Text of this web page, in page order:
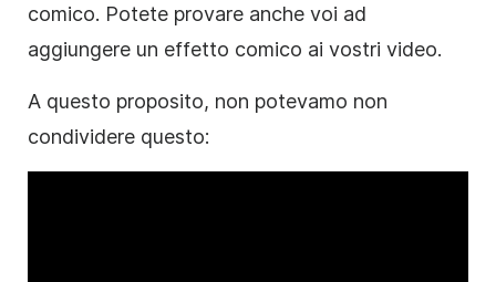
comico. Potete provare anche voi ad
aggiungere un effetto comico ai vostri video.
A questo proposito, non potevamo non
condividere questo: